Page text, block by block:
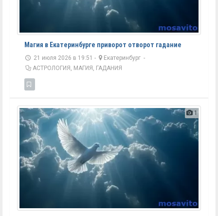
Магия в Екатеринбурге приворот отворот гадание
21 июля 2026 в 19:51 - Екатеринбург -
АСТРОЛОГИЯ, МАГИЯ, ГАДАНИЯ
1